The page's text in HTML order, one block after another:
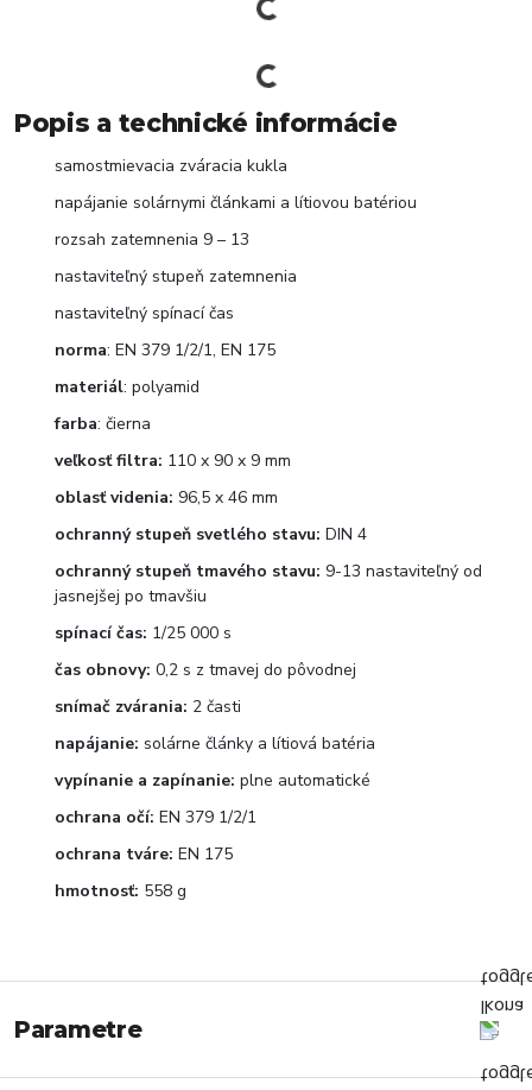
Popis a technické informácie
samostmievacia zváracia kukla
napájanie solárnymi článkami a lítiovou batériou
rozsah zatemnenia 9 – 13
nastaviteľný stupeň zatemnenia
nastaviteľný spínací čas
norma: EN 379 1/2/1, EN 175
materiál: polyamid
farba: čierna
veľkosť filtra: 110 x 90 x 9 mm
oblasť videnia: 96,5 x 46 mm
ochranný stupeň svetlého stavu: DIN 4
ochranný stupeň tmavého stavu: 9-13 nastaviteľný od
jasnejšej po tmavšiu
spínací čas: 1/25 000 s
čas obnovy: 0,2 s z tmavej do pôvodnej
snímač zvárania: 2 časti
napájanie: solárne články a lítiová batéria
vypínanie a zapínanie: plne automatické
ochrana očí: EN 379 1/2/1
ochrana tváre: EN 175
hmotnosť: 558 g
Parametre